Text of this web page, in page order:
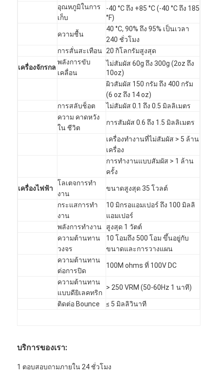
อุณหภูมิในการ
เก็บ
-40 °C ถึง +85 °C (-40 °C ถึง 185
°F)
ความชื้น
40 °C, 90% ถึง 95% เป็นเวลา
240 ชั่วโมง
การสั่นสะเทือน 20 กิโลกรัมสูงสุด
เครื่องจักรกล
พลังการขับ
เคลื่อน
ไม่สัมผัส 60g ถึง 300g (2oz ถึง
10oz)
ผิวสัมผัส 150 กรัม ถึง 400 กรัม
(6 oz ถึง 14 oz)
การสลับช็อต
ไม่สัมผัส 0.1 ถึง 0.5 มิลลิเมตร
ความ คาดหวัง
ใน ชีวิต
การสัมผัส 0.6 ถึง 1.5 มิลลิเมตร
เครื่องทํางานที่ไม่สัมผัส > 5 ล้าน
เครื่อง
การทํางานแบบสัมผัส > 1 ล้าน
ครั้ง
เครื่องไฟฟ้า
โลเตจการทํา
งาน
ขนาดสูงสุด 35 โวลต์
กระแสการทํา
งาน
10 มิกรอแอมเปอร์ ถึง 100 มิลลิ
แอมเปอร์
พลังการทํางาน
สูงสุด 1 วัตต์
ความต้านทาน
วงจร
10 โอมถึง 500 โอม ขึ้นอยู่กับ
ขนาดและการวางแผน
ความต้านทาน
ต่อการปิด
100M ohms ที่ 100V DC
ความต้านทาน
แบบดียิเลคทริก
> 250 VRM (50-60Hz 1 นาที)
ติดต่อ Bounce ≤ 5 มิลลิวินาที
บริการของเรา:
1 ตอบสอบถามภายใน 24 ชั่วโมง